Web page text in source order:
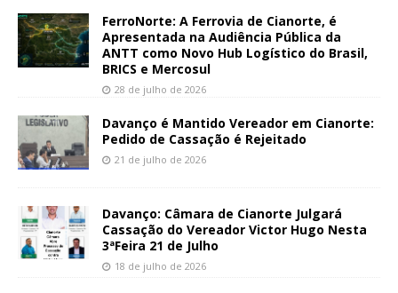
FerroNorte: A Ferrovia de Cianorte, é
Apresentada na Audiência Pública da
ANTT como Novo Hub Logístico do Brasil,
BRICS e Mercosul
28 de julho de 2026
Davanço é Mantido Vereador em Cianorte:
Pedido de Cassação é Rejeitado
21 de julho de 2026
Davanço: Câmara de Cianorte Julgará
Cassação do Vereador Victor Hugo Nesta
3ªFeira 21 de Julho
18 de julho de 2026